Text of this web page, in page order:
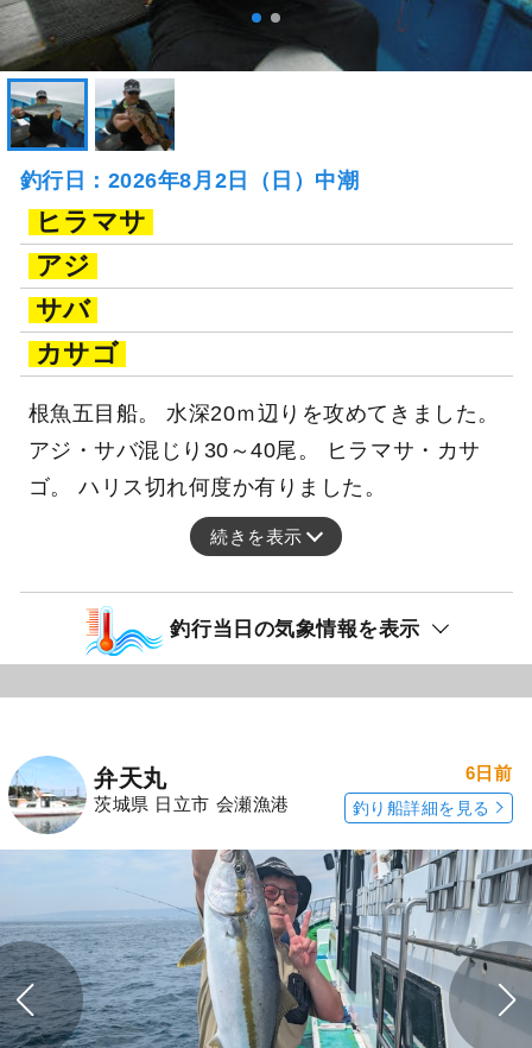
釣行日：2026年8月2日（日）中潮
ヒラマサ
アジ
サバ
カサゴ
根魚五目船。 水深20ｍ辺りを攻めてきました。
アジ・サバ混じり30～40尾。 ヒラマサ・カサ
ゴ。 ハリス切れ何度か有りました。
続きを表示
釣行当日の気象情報を表示
弁天丸
茨城県 日立市 会瀬漁港
6日前
釣り船詳細を見る